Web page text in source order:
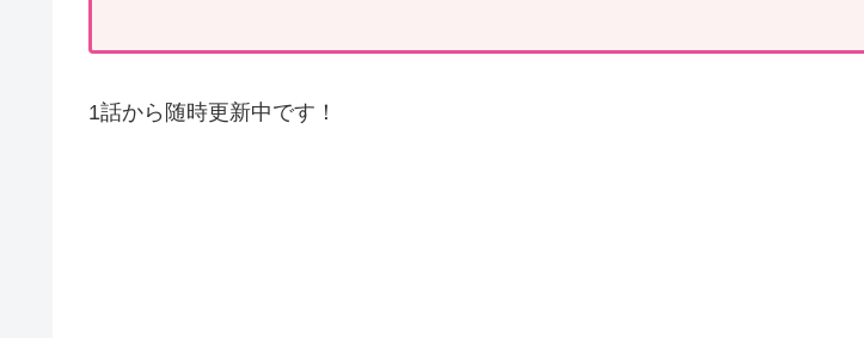
1話から随時更新中です！